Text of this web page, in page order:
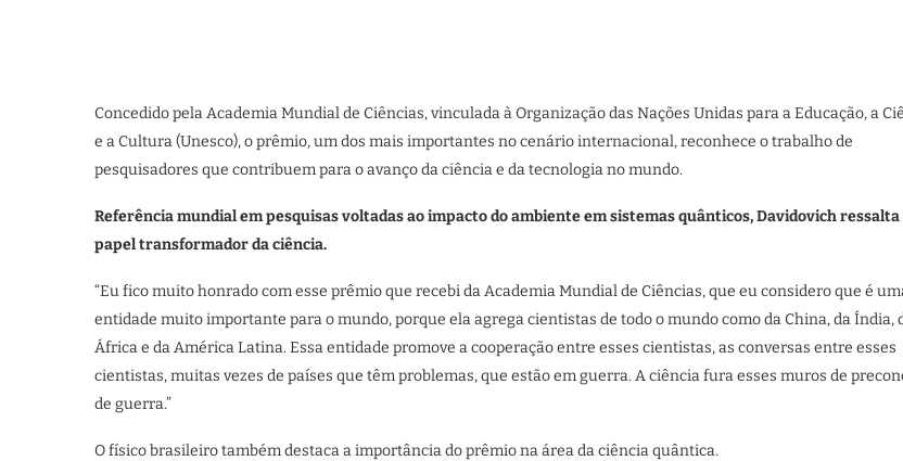
Concedido pela Academia Mundial de Ciências, vinculada à Organização das Nações Unidas para a Educação, a
e a Cultura (Unesco), o prêmio, um dos mais importantes no cenário internacional, reconhece o trabalho de
pesquisadores que contribuem para o avanço da ciência e da tecnologia no mundo.
Referência mundial em pesquisas voltadas ao impacto do ambiente em sistemas quânticos, Davidovich ressalta
papel transformador da ciência.
“Eu fico muito honrado com esse prêmio que recebi da Academia Mundial de Ciências, que eu considero que é
entidade muito importante para o mundo, porque ela agrega cientistas de todo o mundo como da China, da Índia,
África e da América Latina. Essa entidade promove a cooperação entre esses cientistas, as conversas entre esses
cientistas, muitas vezes de países que têm problemas, que estão em guerra. A ciência fura esses muros de
de guerra.”
O físico brasileiro também destaca a importância do prêmio na área da ciência quântica.